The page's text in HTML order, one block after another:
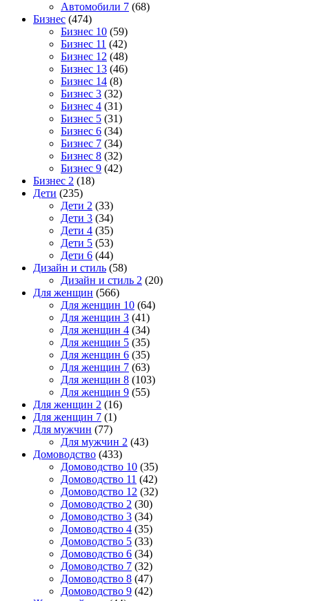
Автомобили 7 (68)
Бизнес (474)
Бизнес 10 (59)
Бизнес 11 (42)
Бизнес 12 (48)
Бизнес 13 (46)
Бизнес 14 (8)
Бизнес 3 (32)
Бизнес 4 (31)
Бизнес 5 (31)
Бизнес 6 (34)
Бизнес 7 (34)
Бизнес 8 (32)
Бизнес 9 (42)
Бизнес 2 (18)
Дети (235)
Дети 2 (33)
Дети 3 (34)
Дети 4 (35)
Дети 5 (53)
Дети 6 (44)
Дизайн и стиль (58)
Дизайн и стиль 2 (20)
Для женщин (566)
Для женщин 10 (64)
Для женщин 3 (41)
Для женщин 4 (34)
Для женщин 5 (35)
Для женщин 6 (35)
Для женщин 7 (63)
Для женщин 8 (103)
Для женщин 9 (55)
Для женщин 2 (16)
Для женщин 7 (1)
Для мужчин (77)
Для мужчин 2 (43)
Домоводство (433)
Домоводство 10 (35)
Домоводство 11 (42)
Домоводство 12 (32)
Домоводство 2 (30)
Домоводство 3 (34)
Домоводство 4 (35)
Домоводство 5 (33)
Домоводство 6 (34)
Домоводство 7 (32)
Домоводство 8 (47)
Домоводство 9 (42)